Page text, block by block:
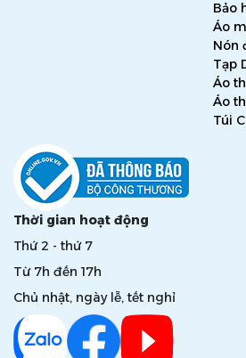
Bảo
Áo
Nón
Tạp
Áo
Áo
Túi
Thời gian hoạt động
Thứ 2 - thứ 7
Từ 7h đến 17h
Chủ nhật, ngày lễ, tết nghỉ